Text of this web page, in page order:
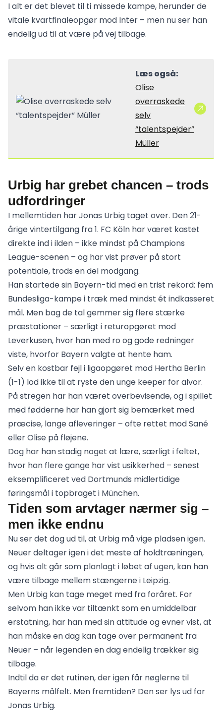
I alt er det blevet til ti missede kampe, herunder de
vitale kvartfinaleopgør mod Inter – men nu ser han
endelig ud til at være på vej tilbage.
Læs også:
Olise
overraskede
selv
“talentspejder”
Müller
Urbig har grebet chancen – trods
udfordringer
I mellemtiden har Jonas Urbig taget over. Den 21-
årige vintertilgang fra 1. FC Köln har været kastet
direkte ind i ilden – ikke mindst på Champions
League-scenen – og har vist prøver på stort
potentiale, trods en del modgang.
Han startede sin Bayern-tid med en trist rekord: fem
Bundesliga-kampe i træk med mindst ét indkasseret
mål. Men bag de tal gemmer sig flere stærke
præstationer – særligt i returopgøret mod
Leverkusen, hvor han med ro og gode redninger
viste, hvorfor Bayern valgte at hente ham.
Selv en kostbar fejl i ligaopgøret mod Hertha Berlin
(1-1) lod ikke til at ryste den unge keeper for alvor.
På stregen har han været overbevisende, og i spillet
med fødderne har han gjort sig bemærket med
præcise, lange afleveringer – ofte rettet mod Sané
eller Olise på fløjene.
Dog har han stadig noget at lære, særligt i feltet,
hvor han flere gange har vist usikkerhed – senest
eksemplificeret ved Dortmunds midlertidige
føringsmål i topbraget i München.
Tiden som arvtager nærmer sig –
men ikke endnu
Nu ser det dog ud til, at Urbig må vige pladsen igen.
Neuer deltager igen i det meste af holdtræningen,
og hvis alt går som planlagt i løbet af ugen, kan han
være tilbage mellem stængerne i Leipzig.
Men Urbig kan tage meget med fra foråret. For
selvom han ikke var tiltænkt som en umiddelbar
erstatning, har han med sin attitude og evner vist, at
han måske en dag kan tage over permanent fra
Neuer – når legenden en dag endelig trækker sig
tilbage.
Indtil da er det rutinen, der igen får nøglerne til
Bayerns målfelt. Men fremtiden? Den ser lys ud for
Jonas Urbig.